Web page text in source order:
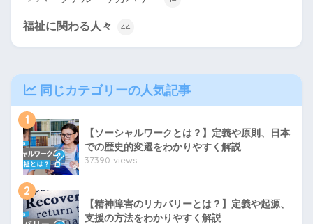
福祉に関わる人々 44
同じカテゴリーの人気記事
1
【ソーシャルワークとは？】定義や原則、日本
での歴史的変遷をわかりやすく解説
37390 views
2
【精神障害のリカバリーとは？】定義や起源、
支援の方法をわかりやすく解説